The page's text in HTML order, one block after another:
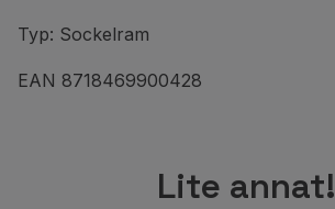
Typ: Sockelram
EAN 8718469900428
Lite annat!